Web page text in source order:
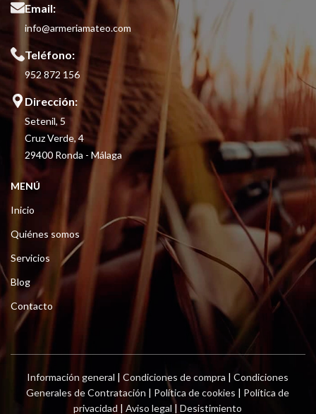
Email:
info@armeriamateo.com
Teléfono:
952 872 156
Dirección:
Setenil, 5
Cruz Verde, 4
29400 Ronda - Málaga
MENÚ
Inicio
Quiénes somos
Servicios
Blog
Contacto
Información general |Condiciones de compra |Condiciones
Generales de Contratación | Política de cookies | Política de
privacidad |Aviso legal |Desistimiento